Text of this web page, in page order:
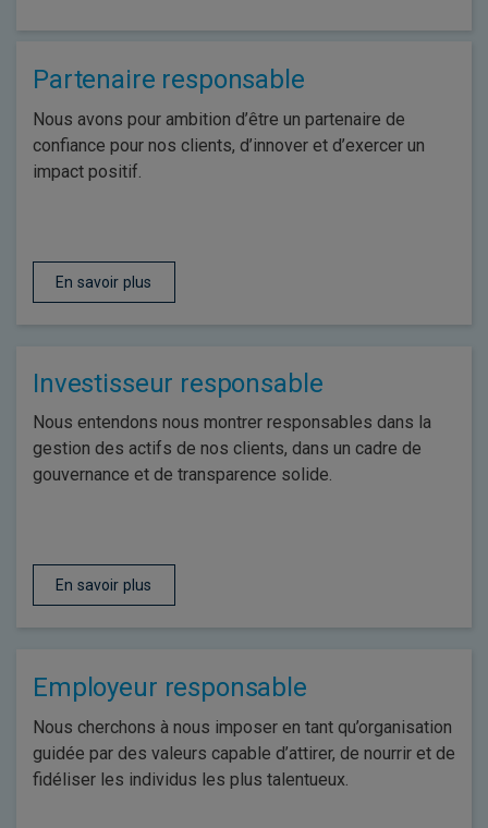
Partenaire responsable
Nous avons pour ambition d’être un partenaire de
confiance pour nos clients, d’innover et d’exercer un
impact positif.
En savoir plus
Investisseur responsable
Nous entendons nous montrer responsables dans la
gestion des actifs de nos clients, dans un cadre de
gouvernance et de transparence solide.
En savoir plus
Employeur responsable
Nous cherchons à nous imposer en tant qu’organisation
guidée par des valeurs capable d’attirer, de nourrir et de
fidéliser les individus les plus talentueux.